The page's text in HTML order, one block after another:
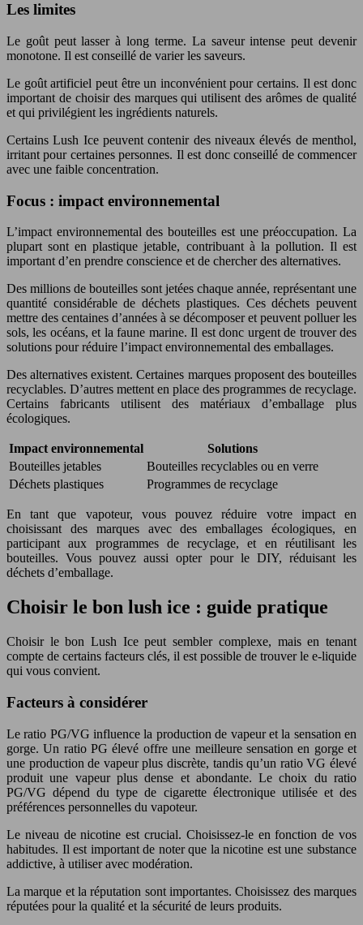
Les limites
Le goût peut lasser à long terme. La saveur intense peut devenir
monotone. Il est conseillé de varier les saveurs.
Le goût artificiel peut être un inconvénient pour certains. Il est donc
important de choisir des marques qui utilisent des arômes de qualité
et qui privilégient les ingrédients naturels.
Certains Lush Ice peuvent contenir des niveaux élevés de menthol,
irritant pour certaines personnes. Il est donc conseillé de commencer
avec une faible concentration.
Focus : impact environnemental
L’impact environnemental des bouteilles est une préoccupation. La
plupart sont en plastique jetable, contribuant à la pollution. Il est
important d’en prendre conscience et de chercher des alternatives.
Des millions de bouteilles sont jetées chaque année, représentant une
quantité considérable de déchets plastiques. Ces déchets peuvent
mettre des centaines d’années à se décomposer et peuvent polluer les
sols, les océans, et la faune marine. Il est donc urgent de trouver des
solutions pour réduire l’impact environnemental des emballages.
Des alternatives existent. Certaines marques proposent des bouteilles
recyclables. D’autres mettent en place des programmes de recyclage.
Certains fabricants utilisent des matériaux d’emballage plus
écologiques.
Impact environnemental
Solutions
Bouteilles jetables
Bouteilles recyclables ou en verre
Déchets plastiques
Programmes de recyclage
En tant que vapoteur, vous pouvez réduire votre impact en
choisissant des marques avec des emballages écologiques, en
participant aux programmes de recyclage, et en réutilisant les
bouteilles. Vous pouvez aussi opter pour le DIY, réduisant les
déchets d’emballage.
Choisir le bon lush ice : guide pratique
Choisir le bon Lush Ice peut sembler complexe, mais en tenant
compte de certains facteurs clés, il est possible de trouver le e-liquide
qui vous convient.
Facteurs à considérer
Le ratio PG/VG influence la production de vapeur et la sensation en
gorge. Un ratio PG élevé offre une meilleure sensation en gorge et
une production de vapeur plus discrète, tandis qu’un ratio VG élevé
produit une vapeur plus dense et abondante. Le choix du ratio
PG/VG dépend du type de cigarette électronique utilisée et des
préférences personnelles du vapoteur.
Le niveau de nicotine est crucial. Choisissez-le en fonction de vos
habitudes. Il est important de noter que la nicotine est une substance
addictive, à utiliser avec modération.
La marque et la réputation sont importantes. Choisissez des marques
réputées pour la qualité et la sécurité de leurs produits.